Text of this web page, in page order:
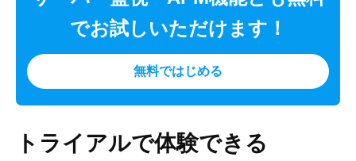
でお試しいただけます！
無料ではじめる
トライアルで体験できる